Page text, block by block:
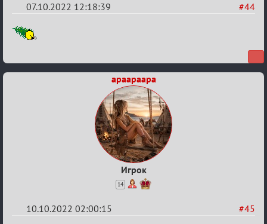
#44
07.10.2022 12:18:39
Re:
Охоты
apaapaapa
Игрок
14
#45
10.10.2022 02:00:15